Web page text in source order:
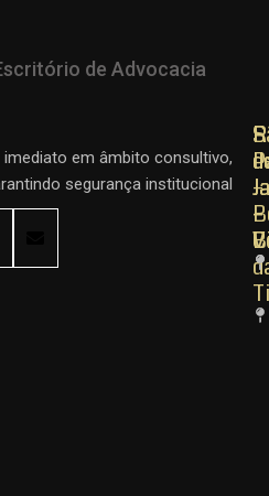
em âmbito consultivo,
segurança institucional
–
–
–